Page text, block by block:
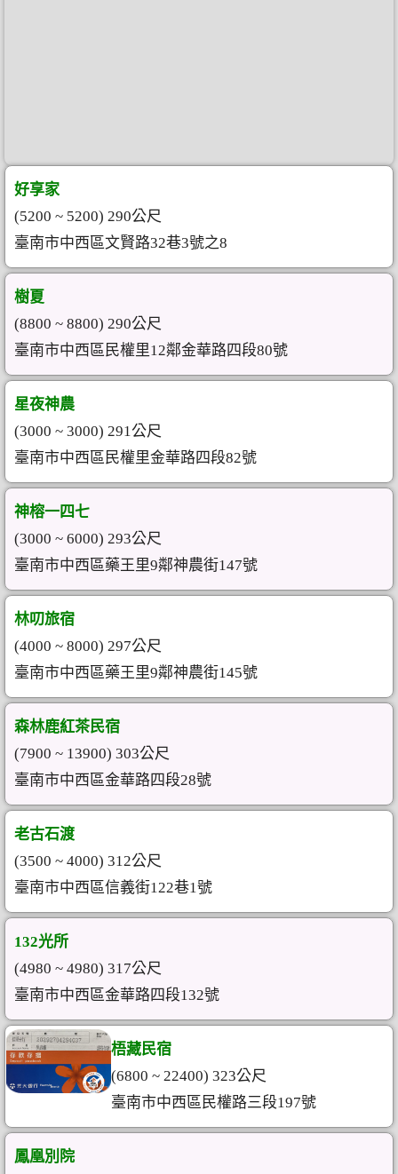
好享家
(5200 ~ 5200) 290公尺
臺南市中西區文賢路32巷3號之8
樹夏
(8800 ~ 8800) 290公尺
臺南市中西區民權里12鄰金華路四段80號
星夜神農
(3000 ~ 3000) 291公尺
臺南市中西區民權里金華路四段82號
神榕一四七
(3000 ~ 6000) 293公尺
臺南市中西區藥王里9鄰神農街147號
林叨旅宿
(4000 ~ 8000) 297公尺
臺南市中西區藥王里9鄰神農街145號
森林鹿紅茶民宿
(7900 ~ 13900) 303公尺
臺南市中西區金華路四段28號
老古石渡
(3500 ~ 4000) 312公尺
臺南市中西區信義街122巷1號
132光所
(4980 ~ 4980) 317公尺
臺南市中西區金華路四段132號
梧藏民宿
(6800 ~ 22400) 323公尺
臺南市中西區民權路三段197號
鳳凰別院